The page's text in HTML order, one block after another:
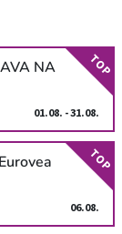
NA
01.08. - 31.08.
TOP
06.08.
TOP